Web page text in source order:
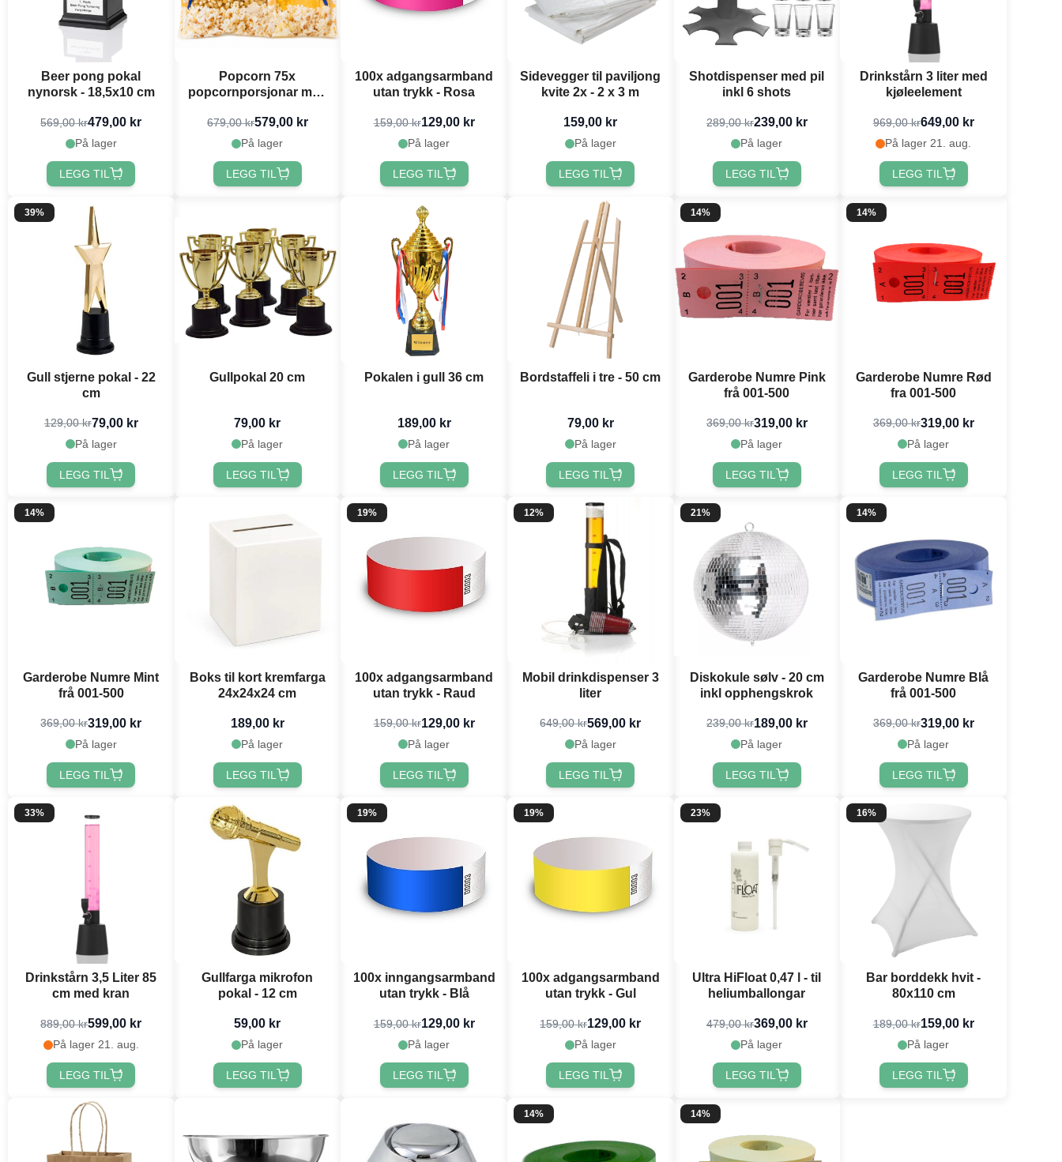
Beer pong pokal
nynorsk - 18,5x10 cm
569,00 kr479,00 kr
På lager
LEGG TIL
Popcorn 75x
popcornporsjonar med
(9pk)
679,00 kr579,00 kr
På lager
LEGG TIL
100x adgangsarmband
utan trykk - Rosa
159,00 kr129,00 kr
På lager
LEGG TIL
Sidevegger til paviljong
kvite 2x - 2 x 3 m
159,00 kr
På lager
LEGG TIL
Shotdispenser med pil
inkl 6 shots
289,00 kr239,00 kr
På lager
LEGG TIL
Drinkstårn 3 liter med
kjøleelement
969,00 kr649,00 kr
På lager 21. aug.
LEGG TIL
39%
Gull stjerne pokal - 22
cm
129,00 kr79,00 kr
På lager
LEGG TIL
Gullpokal 20 cm
79,00 kr
På lager
LEGG TIL
Pokalen i gull 36 cm
189,00 kr
På lager
LEGG TIL
Bordstaffeli i tre - 50 cm
79,00 kr
På lager
LEGG TIL
14%
Garderobe Numre Pink
frå 001-500
369,00 kr319,00 kr
På lager
LEGG TIL
14%
Garderobe Numre Rød
fra 001-500
369,00 kr319,00 kr
På lager
LEGG TIL
14%
Garderobe Numre Mint
frå 001-500
369,00 kr319,00 kr
På lager
LEGG TIL
Boks til kort kremfarga
24x24x24 cm
189,00 kr
På lager
LEGG TIL
19%
100x adgangsarmband
utan trykk - Raud
159,00 kr129,00 kr
På lager
LEGG TIL
12%
Mobil drinkdispenser 3
liter
649,00 kr569,00 kr
På lager
LEGG TIL
21%
Diskokule sølv - 20 cm
inkl opphengskrok
239,00 kr189,00 kr
På lager
LEGG TIL
14%
Garderobe Numre Blå
frå 001-500
369,00 kr319,00 kr
På lager
LEGG TIL
33%
Drinkstårn 3,5 Liter 85
cm med kran
889,00 kr599,00 kr
På lager 21. aug.
LEGG TIL
Gullfarga mikrofon
pokal - 12 cm
59,00 kr
På lager
LEGG TIL
19%
100x inngangsarmband
utan trykk - Blå
159,00 kr129,00 kr
På lager
LEGG TIL
19%
100x adgangsarmband
utan trykk - Gul
159,00 kr129,00 kr
På lager
LEGG TIL
23%
Ultra HiFloat 0,47 l - til
heliumballongar
479,00 kr369,00 kr
På lager
LEGG TIL
16%
Bar borddekk hvit -
80x110 cm
189,00 kr159,00 kr
På lager
LEGG TIL
14% 14%